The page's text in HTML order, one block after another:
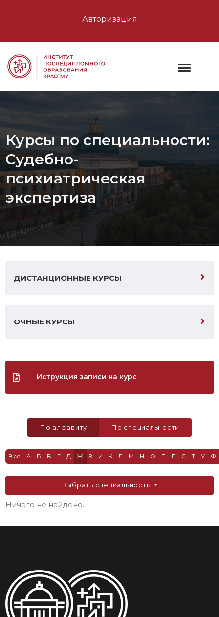
Авторизация
Курсы по специальности:
Судебно-
психиатрическая
экспертиза
ДИСТАНЦИОННЫЕ КУРСЫ
ОЧНЫЕ КУРСЫ
Иструкция записи на курс
По алфавиту По специальности
Все А Б В Г Д Ж З И К Л М Н О П Р С Т У Ф
Выбрать специальность
Ничего не найдено.